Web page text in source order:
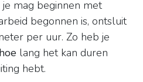
mag beginnen met
begonnen is, ontsluit
per uur. Zo heb je
hoe lang het kan duren
hebt.